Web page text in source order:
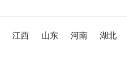
江西 山东 河南 湖北